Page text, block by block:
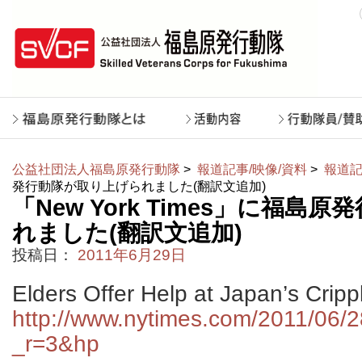
公益社団法人福島原発行動隊 > 報道記事/映像/資料 > 報道
発行動隊が取り上げられました(翻訳文追加)
「New York Times」に福島原
れました(翻訳文追加)
投稿日： 2011年6月29日
Elders Offer Help at Japan’s
http://www.nytimes.com/2011/06/
_r=3&hp